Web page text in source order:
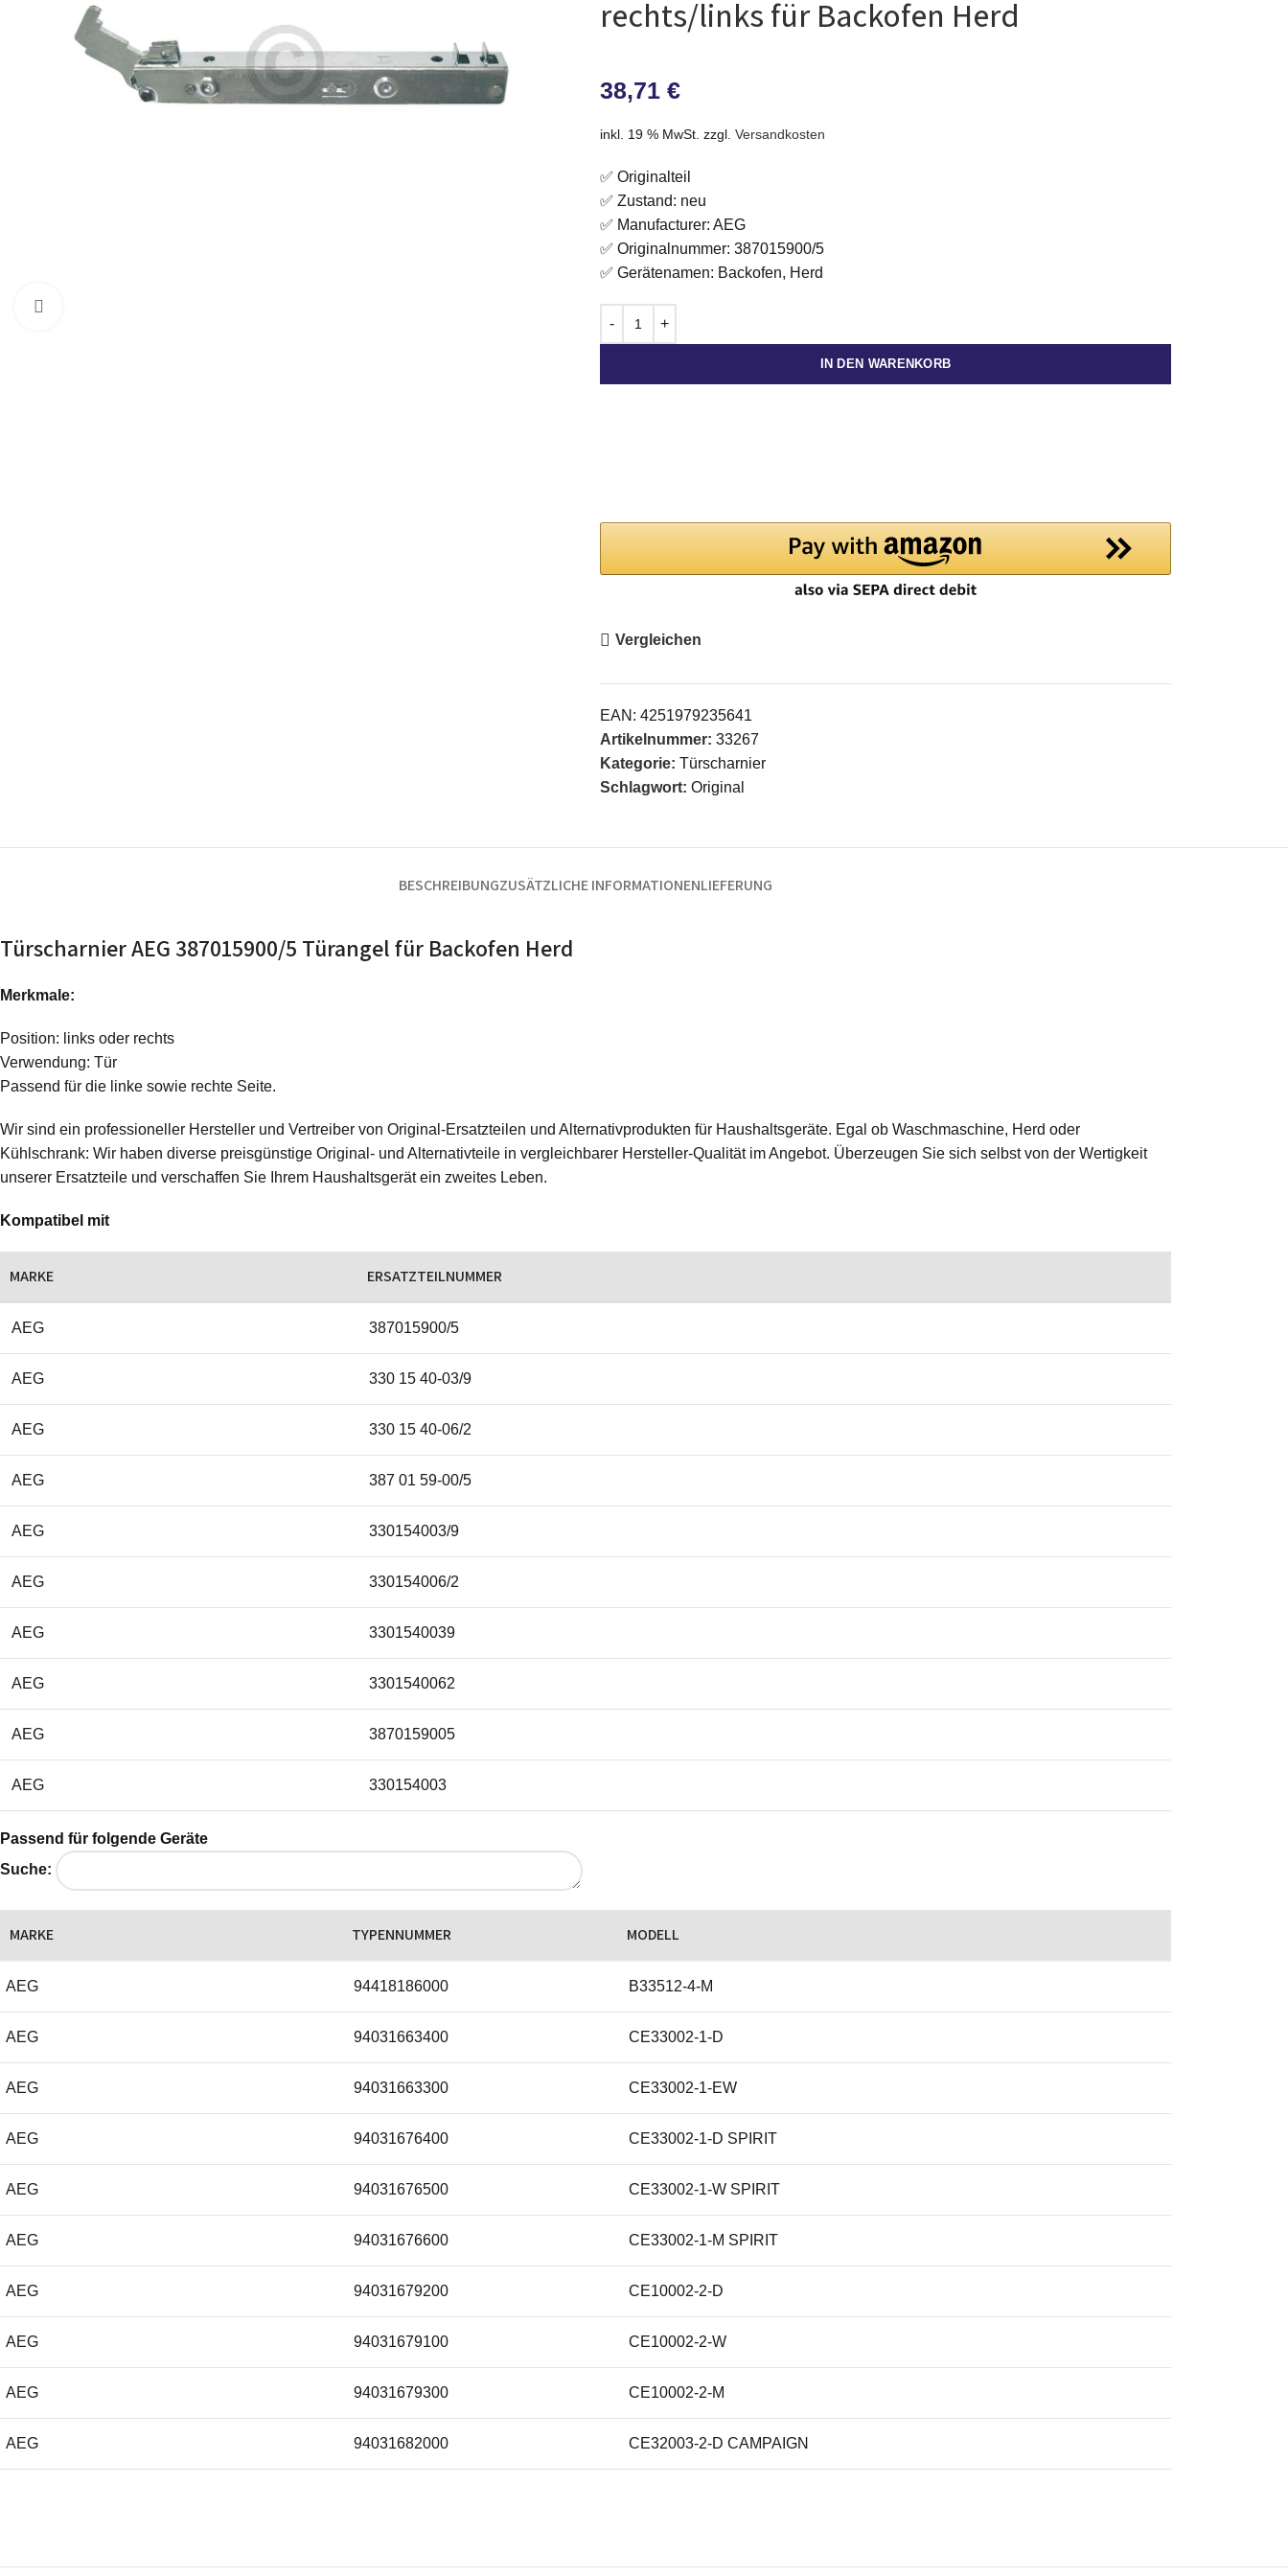
rechts/links für Backofen Herd
38,71 €
inkl. 19 % MwSt. zzgl. Versandkosten
✅ Originalteil
✅ Zustand: neu
✅ Manufacturer: AEG
✅ Originalnummer: 387015900/5
✅ Gerätenamen: Backofen, Herd
IN DEN WARENKORB
Vergleichen
EAN: 4251979235641
Artikelnummer: 33267
Kategorie: Türscharnier
Schlagwort: Original
BESCHREIBUNGZUSÄTZLICHE INFORMATIONENLIEFERUNG
Türscharnier AEG 387015900/5 Türangel für Backofen Herd
Merkmale:
Position: links oder rechts
Verwendung: Tür
Passend für die linke sowie rechte Seite.
Wir sind ein professioneller Hersteller und Vertreiber von Original-Ersatzteilen und Alternativprodukten für Haushaltsgeräte. Egal ob Waschmaschine, Herd oder
Kühlschrank: Wir haben diverse preisgünstige Original- und Alternativteile in vergleichbarer Hersteller-Qualität im Angebot. Überzeugen Sie sich selbst von der Wertigkeit
unserer Ersatzteile und verschaffen Sie Ihrem Haushaltsgerät ein zweites Leben.
Kompatibel mit
MARKE ERSATZTEILNUMMER
AEG 387015900/5
AEG 330 15 40-03/9
AEG 330 15 40-06/2
AEG 387 01 59-00/5
AEG 330154003/9
AEG 330154006/2
AEG 3301540039
AEG 3301540062
AEG 3870159005
AEG 330154003
AEG
387015900
Quelle 02917904
Passend für folgende Geräte
Suche:
MARKE TYPENNUMMER MODELL
AEG 94418186000 B33512-4-M
AEG 94031663400 CE33002-1-D
AEG 94031663300 CE33002-1-EW
AEG 94031676400 CE33002-1-D SPIRIT
AEG 94031676500 CE33002-1-W SPIRIT
AEG 94031676600 CE33002-1-M SPIRIT
AEG 94031679200 CE10002-2-D
AEG 94031679100 CE10002-2-W
AEG 94031679300 CE10002-2-M
AEG 94031682000 CE32003-2-D CAMPAIGN